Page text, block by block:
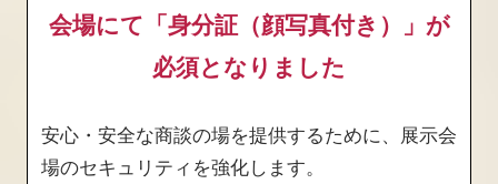
会場にて「身分証（顔写真付き）」が
必須となりました
安心・安全な商談の場を提供するために、展示会
場のセキュリティを強化します。